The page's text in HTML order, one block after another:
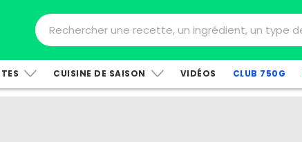
CUISINE DE SAISON VIDÉOS CLUB 750G